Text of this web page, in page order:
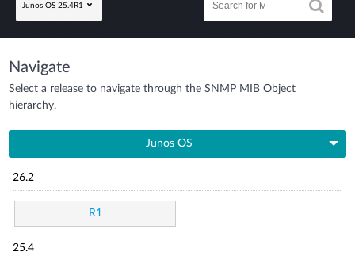
Junos OS 25.4R1
Navigate
Select a release to navigate through the SNMP MIB Object
hierarchy.
Junos OS
26.2
R1
25.4